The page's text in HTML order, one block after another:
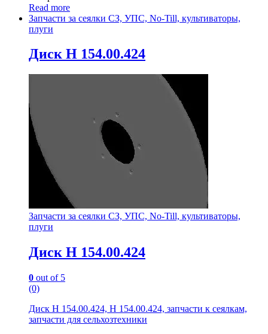
Read more
Запчасти за сеялки СЗ, УПС, No-Till, культиваторы,
плуги
Диск Н 154.00.424
Запчасти за сеялки СЗ, УПС, No-Till, культиваторы,
плуги
Диск Н 154.00.424
0 out of 5
(0)
Диск Н 154.00.424, Н 154.00.424, запчасти к сеялкам,
запчасти для сельхозтехники